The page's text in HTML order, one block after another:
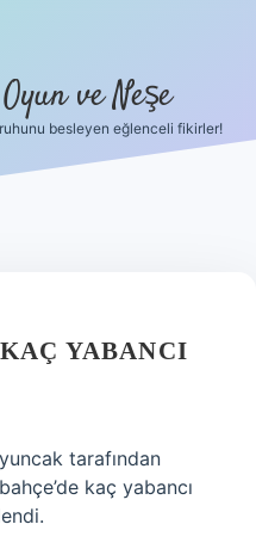
Oyun ve Neşe
besleyen eğlenceli fikirler!
YABANCI
tarafından
kaç yabancı